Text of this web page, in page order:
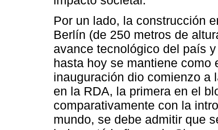
Por un lado, la construcción
Berlín (de 250 metros de
avance tecnológico del país
hasta hoy se mantiene como
inauguración dio comienzo a
en la RDA, la primera en el
comparativamente con la
mundo, se debe admitir que